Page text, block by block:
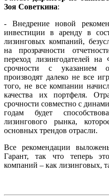
Зоя Советкина:
- Внедрение новой
инвестиции в аренду в
лизинговых компаний,
на прозрачности
переход лизингодателей
срочности с указанием
производят далеко не все
того, не все компании
качества их портфеля.
срочности совместно с
годам будет
лизингового рынка,
основных трендов отрасли.
Все рекомендации
Гарант, так что теперь
компаний – как лизинговых,